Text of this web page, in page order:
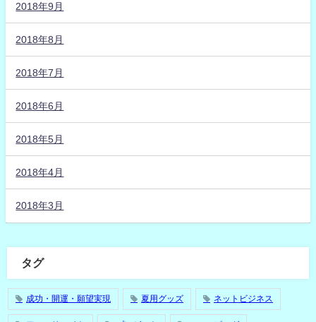
2018年9月
2018年8月
2018年7月
2018年6月
2018年5月
2018年4月
2018年3月
タグ
成功・開運・願望実現 夏用グッズ ネットビジネス